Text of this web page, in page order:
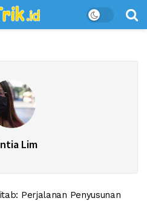
Lim
Perjalanan Penyusunan